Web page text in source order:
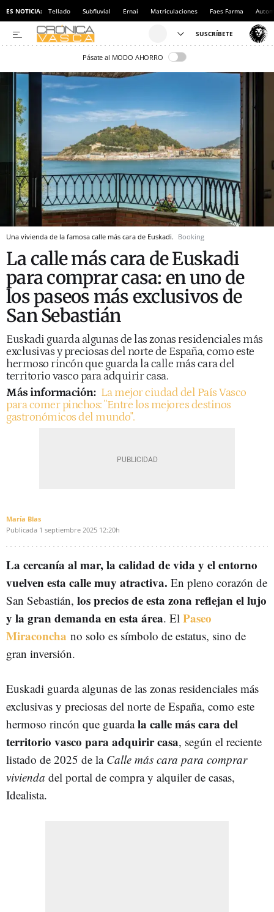
ES NOTICIA: Tellado Subfluvial Ernai Matriculaciones Faes Farma
Pásate al MODO AHORRO
Una vivienda de la famosa calle más cara de Euskadi. Booking
La calle más cara de Euskadi
para comprar casa: en uno de
los paseos más exclusivos de
San Sebastián
Euskadi guarda algunas de las zonas residenciales más
exclusivas y preciosas del norte de España, como este
hermoso rincón que guarda la calle más cara del
territorio vasco para adquirir casa.
Más información: La mejor ciudad del País Vasco
para comer pinchos: "Entre los mejores destinos
gastronómicos del mundo".
María Blas
Publicada 1 septiembre 2025 12:20h
La cercanía al mar, la calidad de vida y el entorno
vuelven esta calle muy atractiva. En pleno corazón de
San Sebastián, los precios de esta zona reflejan el lujo
y la gran demanda en esta área. El Paseo
Miraconcha no solo es símbolo de estatus, sino de
gran inversión.
Euskadi guarda algunas de las zonas residenciales más
exclusivas y preciosas del norte de España, como este
hermoso rincón que guardala calle más cara del
territorio vasco para adquirir casa, según el reciente
listado de 2025 de la Calle más cara para comprar
vivienda del portal de compra y alquiler de casas,
Idealista.